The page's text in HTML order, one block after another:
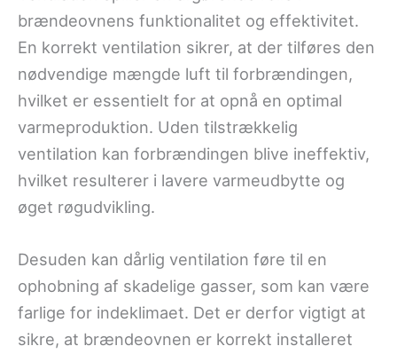
brændeovnens funktionalitet og effektivitet.
En korrekt ventilation sikrer, at der tilføres den
nødvendige mængde luft til forbrændingen,
hvilket er essentielt for at opnå en optimal
varmeproduktion. Uden tilstrækkelig
ventilation kan forbrændingen blive ineffektiv,
hvilket resulterer i lavere varmeudbytte og
øget røgudvikling.
Desuden kan dårlig ventilation føre til en
ophobning af skadelige gasser, som kan være
farlige for indeklimaet. Det er derfor vigtigt at
sikre, at brændeovnen er korrekt installeret